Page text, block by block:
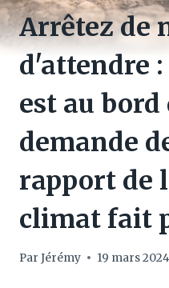
Arrêtez de
d'attendre
est au
demande
rapport de
climat fait
Par Jérémy 19 mars 2024